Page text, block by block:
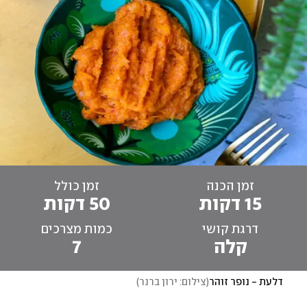
זמן הכנה
15 דקות
זמן כולל
50 דקות
דרגת קושי
קלה
כמות מצרכים
7
דלעת - נופר זוהר(צילום: ירון ברנר)